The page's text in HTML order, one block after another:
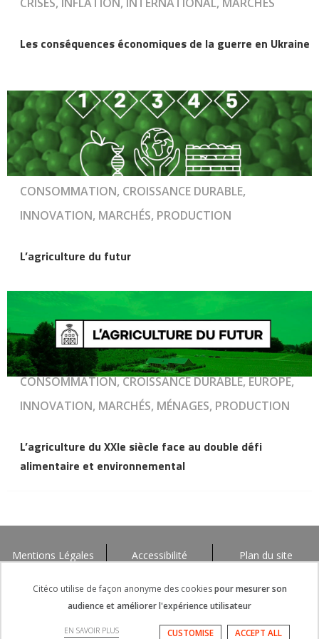
Les conséquences économiques de la guerre en Ukraine
CONSOMMATION, CROISSANCE DURABLE,
INNOVATION, MARCHÉS, PRODUCTION
L’agriculture du futur
CONSOMMATION, CROISSANCE DURABLE, EUROPE,
INNOVATION, MARCHÉS, MÉNAGES, PRODUCTION
L’agriculture du XXIe siècle face au double défi
alimentaire et environnemental
Mentions Légales Accessibilité Plan du site
Citéco utilise de façon anonyme des cookiespour mesurer son
audience et améliorer l'expérience utilisateur
EN SAVOIR PLUS ACCEPT ALL
CUSTOMISE